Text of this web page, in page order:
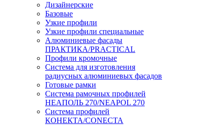
Дизайнерские
Базовые
Узкие профили
Узкие профили специальные
Алюминиевые фасады
ПРАКТИКА/PRACTICAL
Профили кромочные
Система для изготовления
радиусных алюминиевых фасадов
Готовые рамки
Система рамочных профилей
НЕАПОЛЬ 270/NEAPOL 270
Система профилей
КОНЕКТА/CONECTA